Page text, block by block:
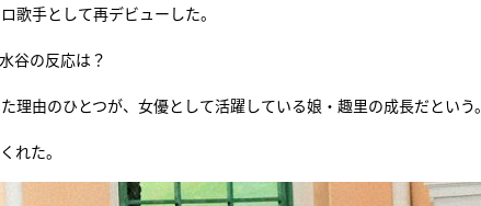
歌手として再デビューした。
谷の反応は？
由のひとつが、女優として活躍している娘・趣里の成長だという。
れた。